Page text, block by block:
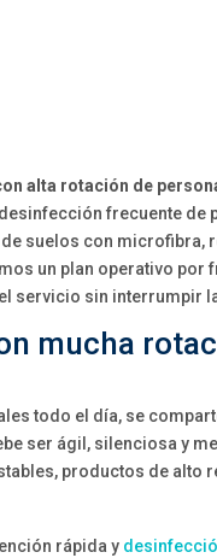
alta rotación de
frecuente de
suelos con microfibra,
un plan operativo por
servicio sin interrumpir
mucha
todo el día, se
ser ágil, silenciosa y
productos de alto
rápida y